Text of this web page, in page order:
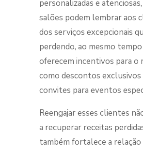
personalizadas e
salões podem lembrar aos
dos serviços excepcionais
perdendo, ao mesmo
oferecem incentivos para o
como descontos exclusivos
convites para eventos
Reengajar esses clientes
a recuperar receitas
também fortalece a relação